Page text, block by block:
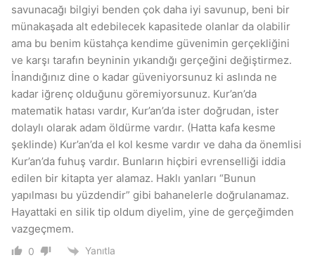
savunacağı bilgiyi benden çok daha iyi savunup, beni bir
münakaşada alt edebilecek kapasitede olanlar da olabilir
ama bu benim küstahça kendime güvenimin gerçekliğini
ve karşı tarafın beyninin yıkandığı gerçeğini değiştirmez.
İnandığınız dine o kadar güveniyorsunuz ki aslında ne
kadar iğrenç olduğunu göremiyorsunuz. Kur’an’da
matematik hatası vardır, Kur’an’da ister doğrudan, ister
dolaylı olarak adam öldürme vardır. (Hatta kafa kesme
şeklinde) Kur’an’da el kol kesme vardır ve daha da önemlisi
Kur’an’da fuhuş vardır. Bunların hiçbiri evrenselliği iddia
edilen bir kitapta yer alamaz. Haklı yanları “Bunun
yapılması bu yüzdendir” gibi bahanelerle doğrulanamaz.
Hayattaki en silik tip oldum diyelim, yine de gerçeğimden
vazgeçmem.
0 Yanıtla